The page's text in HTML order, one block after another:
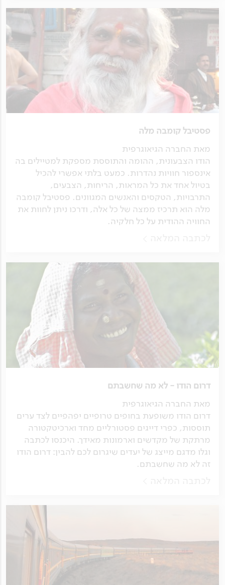
פסטיבל קומבה מלה
מאת החברה הגיאוגרפית
הודו הצבעונית, ההומה והתוססת מספקת למטיילים בה
אינספור חוויות נהדרות. כמעט בלתי אפשרי להכיל
בטיול אחד את כל המראות, הריחות, הצבעים,
התרבויות, הטקסים והאנשים המגוונים. פסטיבל קומבה
מלה הוא תרכיז ממצה של כל אלה, ודרכו ניתן לחוות את
החוויה ההודית על כל חלקיה.
דרום הודו - לא מה שחשבתם
מאת החברה הגיאוגרפית
דרום הודו משופעת בחופים טרופיים יפהפיים לצד ערים
תוססות, כפרי דייגים פסטורליים מחד וארכיטקטורה
מרתקת של מקדשים וארמונות מאידך. היכנסו לכתבה
וגלו מדגם מייצג של יעדים שיגרום לכם להבין: דרום הודו
זה לא מה שחשבתם.